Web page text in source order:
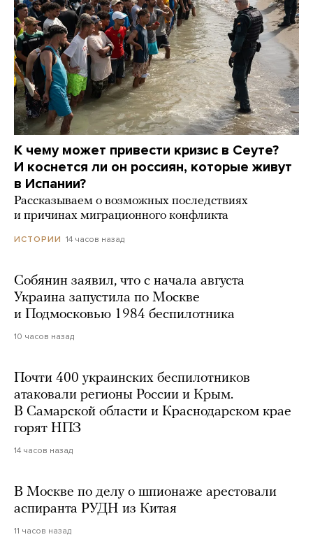
К чему может привести кризис в Сеуте?
И коснется ли он россиян, которые живут
в Испании?
Рассказываем о возможных последствиях
и причинах миграционного конфликта
ИСТОРИИ 14 часов назад
Собянин заявил, что с начала августа
Украина запустила по Москве
и Подмосковью 1984 беспилотника
10 часов назад
Почти 400 украинских беспилотников
атаковали регионы России и Крым.
В Самарской области и Краснодарском крае
горят НПЗ
14 часов назад
В Москве по делу о шпионаже арестовали
аспиранта РУДН из Китая
11 часов назад